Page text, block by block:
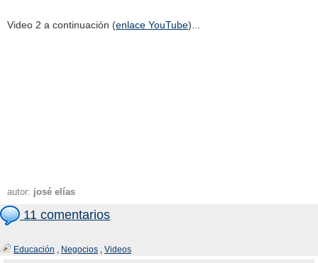
Video 2 a continuación (enlace YouTube)...
autor: josé elías
11 comentarios
Educación , Negocios , Videos